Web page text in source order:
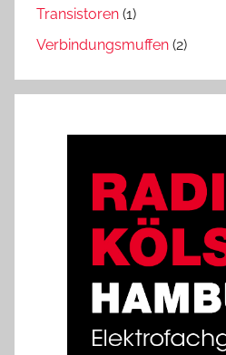
Transistoren (1)
Verbindungsmuffen (2)